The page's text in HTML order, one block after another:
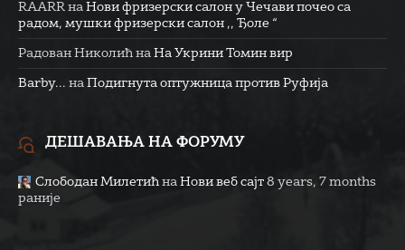
RAARR на Нови фризерски салон у Чечави почео са
радом, мушки фризерски салон ,, Ђоле “
Радован Николић на На Укрини Томин вир
Barby... на Подигнута оптужница против Руфија
ДЕШАВАЊА НА ФОРУМУ
Слободан Милетић на Нови веб сајт 8 years, 7 months
раније